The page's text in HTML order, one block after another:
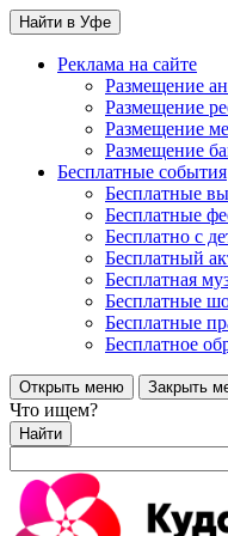
Найти в Уфе
Реклама на сайте
Размещение
Размещение
Размещение
Размещение
Бесплатные события
Бесплатные
Бесплатные
Бесплатно с
Бесплатный
Бесплатная
Бесплатные
Бесплатные
Бесплатное
Открыть меню Закрыть
Что ищем?
Найти